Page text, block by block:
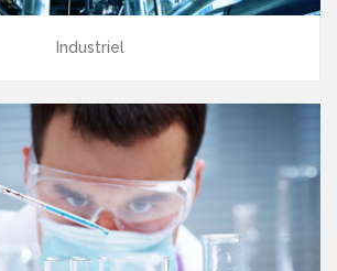
Industriel